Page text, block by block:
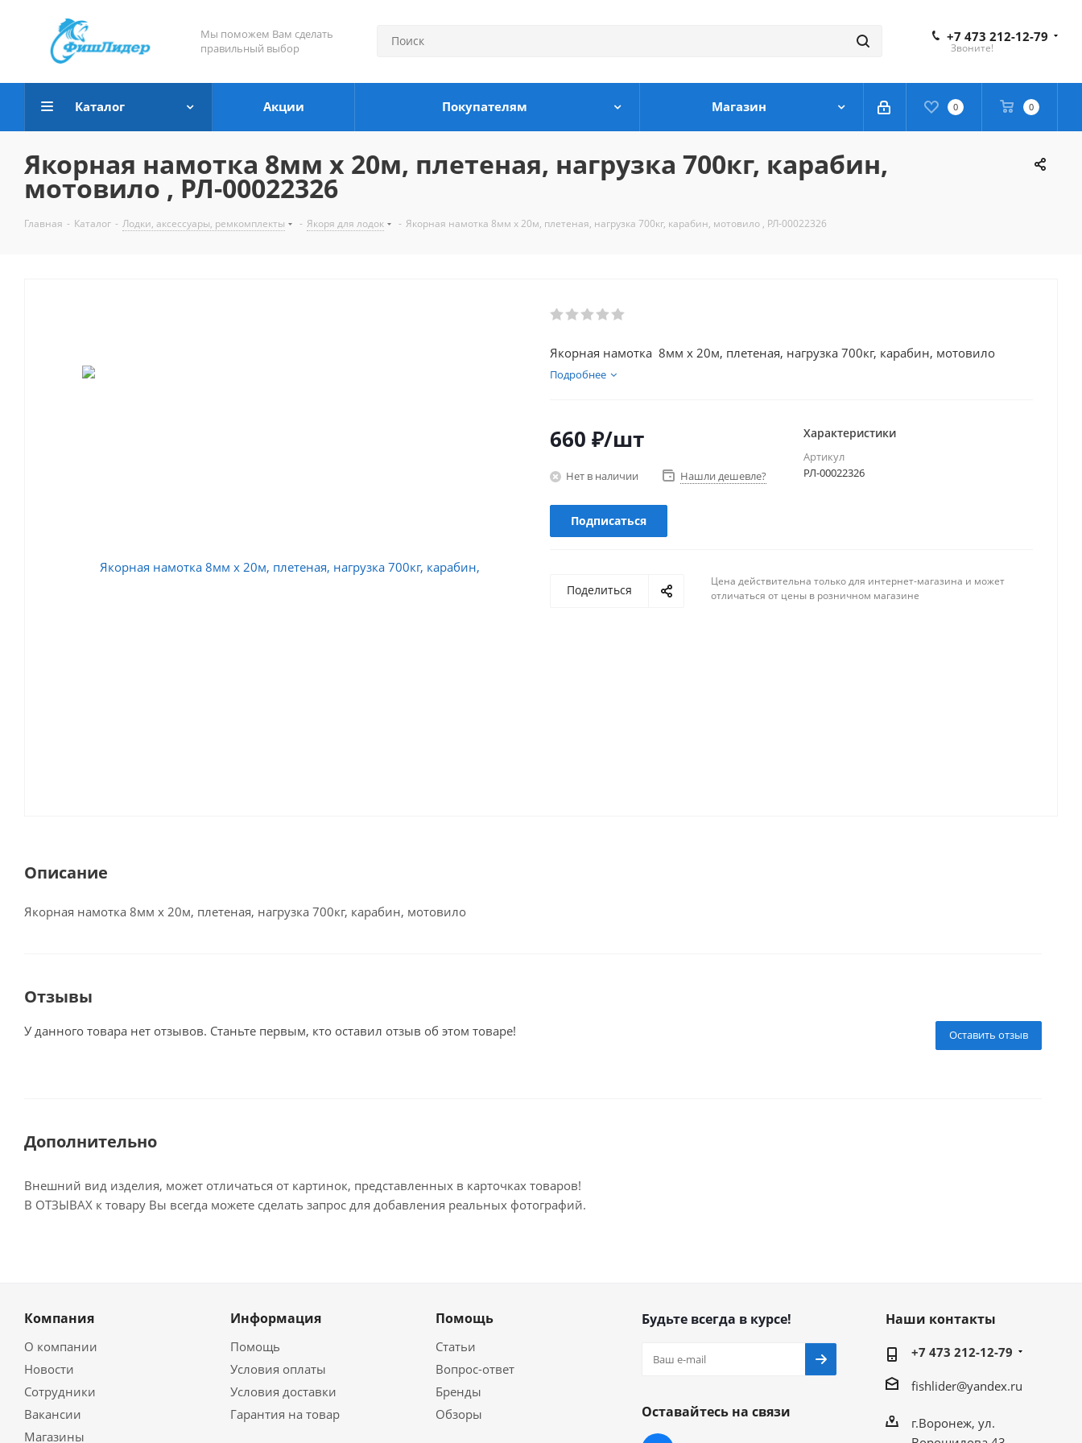
Мы поможем Вам сделать
правильный выбор
+7 473 212-12-79
Звоните!
0 0
Каталог Акции Покупателям Магазин
Якорная намотка 8мм х 20м, плетеная, нагрузка 700кг, карабин,
мотовило , РЛ-00022326
Главная - Каталог - Лодки, аксессуары, ремкомплекты - Якоря для лодок - Якорная намотка 8мм х 20м, плетеная, нагрузка 700кг, карабин, мотовило , РЛ-00022326
Якорная намотка 8мм х 20м, плетеная, нагрузка 700кг, карабин, мотовило
Подробнее
660 ₽/шт
Нет в наличии Нашли дешевле?
Подписаться
Характеристики
Артикул
РЛ-00022326
Поделиться
Цена действительна только для интернет-магазина и может
отличаться от цены в розничном магазине
Описание
Якорная намотка 8мм х 20м, плетеная, нагрузка 700кг, карабин, мотовило
Отзывы
Оставить отзыв
У данного товара нет отзывов. Станьте первым, кто оставил отзыв об этом товаре!
Дополнительно
Внешний вид изделия, может отличаться от картинок, представленных в карточках товаров!
В ОТЗЫВАХ к товару Вы всегда можете сделать запрос для добавления реальных фотографий.
Компания
О компании
Новости
Сотрудники
Вакансии
Магазины
Информация
Помощь
Условия оплаты
Условия доставки
Гарантия на товар
Помощь
Статьи
Вопрос-ответ
Бренды
Обзоры
Будьте всегда в курсе!
Оставайтесь на связи
Наши контакты
+7 473 212-12-79
fishlider@yandex.ru
г.Воронеж, ул.